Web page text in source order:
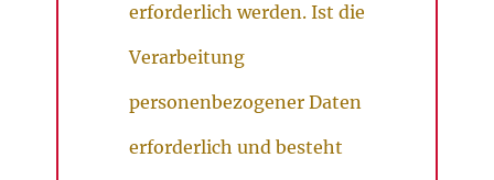
erforderlich werden. Ist die
Verarbeitung
personenbezogener Daten
erforderlich und besteht